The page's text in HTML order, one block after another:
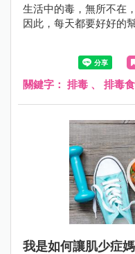
生活中的毒，無所不在
因此，每天都要好好的
關鍵字： 排毒 、 排毒
我是如何讓肌少症